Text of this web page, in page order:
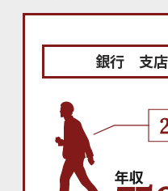
銀行 支店